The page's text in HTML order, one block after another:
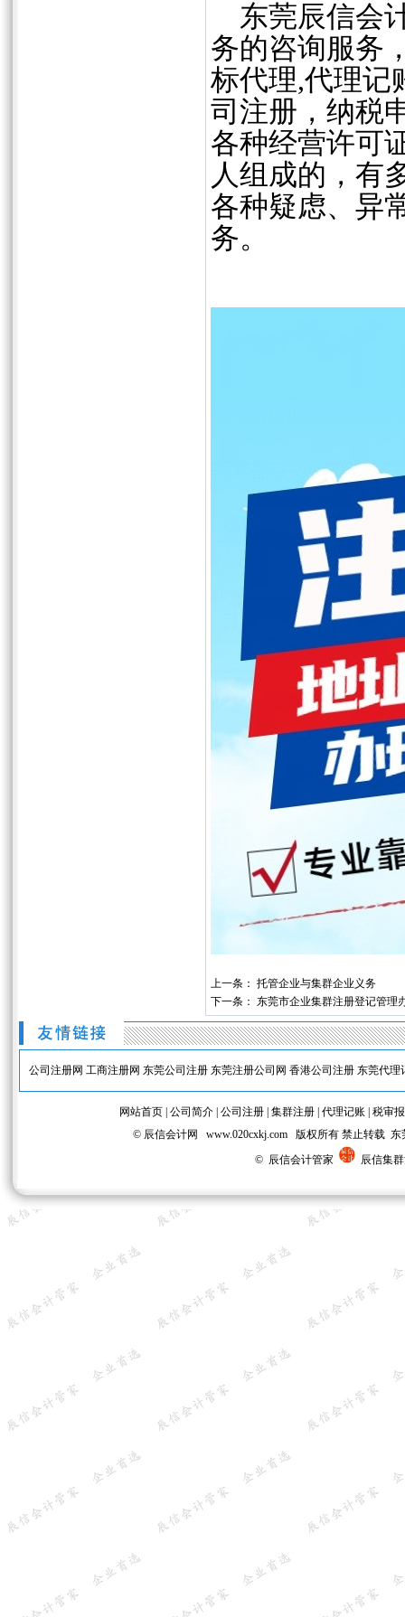
东莞辰信会
务的咨询服务
标代理,代理记
司注册，纳税
各种经营许可
人组成的，有
各种疑虑、异
务。
上一条： 托管企业与集群企业义务
下一条： 东莞市企业集群注册登记管理
公司注册网 工商注册网 东莞公司注册 东莞注册公司网 香港公司注册 东莞代理
网站首页 公司简介 公司注册 集群注册 代理记账 税审
© 辰信会计网 www.020cxkj.com 版权所有 禁止转载
© 辰信会计管家
辰信集